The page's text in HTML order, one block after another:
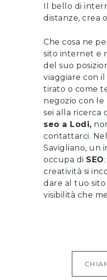
Il bello di
distanze, crea
Che cosa ne
sito internet e
del suo
viaggiare con
tirato o come
negozio con le
sei alla ricerca
seo a Lodi,
contattarci.
Savigliano, un
occupa di SEO
creatività si
dare al tuo
visibilità che